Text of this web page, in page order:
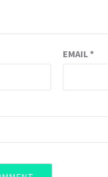
EMAIL*